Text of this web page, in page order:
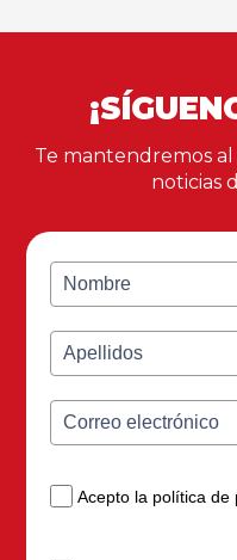
Te mantendremos
noticias
Acepto la política de